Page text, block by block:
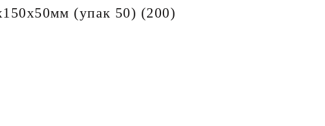
(упак 50) (200)